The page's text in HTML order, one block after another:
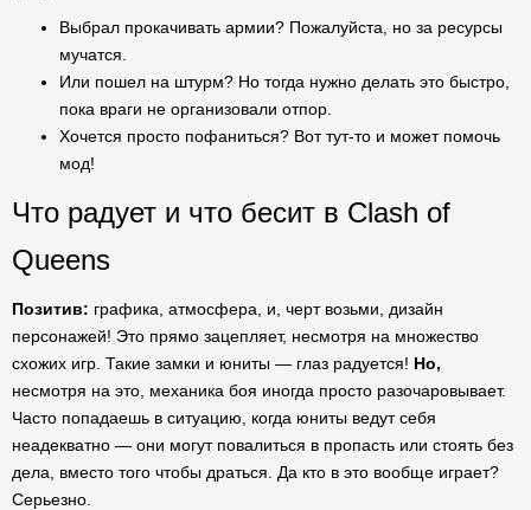
Выбрал прокачивать армии? Пожалуйста, но за ресурсы
мучатся.
Или пошел на штурм? Но тогда нужно делать это быстро,
пока враги не организовали отпор.
Хочется просто пофаниться? Вот тут-то и может помочь
мод!
Что радует и что бесит в Clash of
Queens
Позитив: графика, атмосфера, и, черт возьми, дизайн
персонажей! Это прямо зацепляет, несмотря на множество
схожих игр. Такие замки и юниты — глаз радуется! Но,
несмотря на это, механика боя иногда просто разочаровывает.
Часто попадаешь в ситуацию, когда юниты ведут себя
неадекватно — они могут повалиться в пропасть или стоять без
дела, вместо того чтобы драться. Да кто в это вообще играет?
Серьезно.